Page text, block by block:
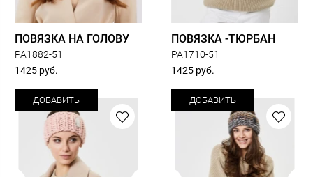
ПОВЯЗКА НА ГОЛОВУ
PA1882-51
1425 руб.
ДОБАВИТЬ
ПОВЯЗКА -ТЮРБАН
PA1710-51
1425 руб.
ДОБАВИТЬ